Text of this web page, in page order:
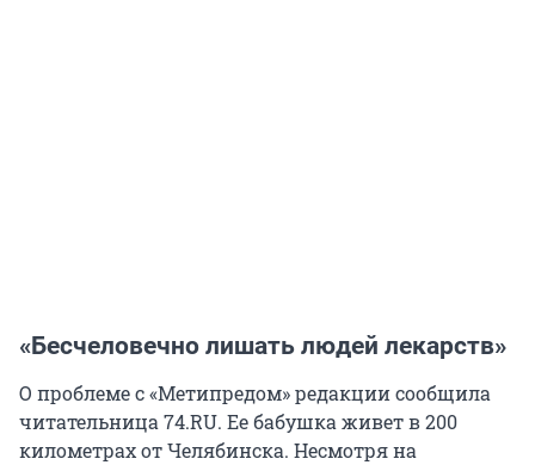
«Бесчеловечно лишать людей лекарств»
О проблеме с «Метипредом» редакции сообщила
читательница 74.RU. Ее бабушка живет в 200
километрах от Челябинска. Несмотря на